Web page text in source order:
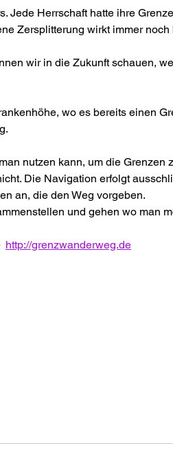
Jede Herrschaft hatte ihre
Zersplitterung wirkt immer noch
wir in die Zukunft schauen,
wo es bereits einen
nutzen kann, um die Grenzen
Die Navigation erfolgt
an, die den Weg vorgeben.
und gehen wo man
http://grenzwanderweg.de